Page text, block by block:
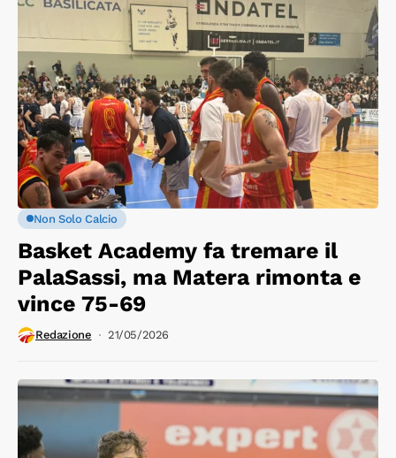
Non Solo Calcio
Basket Academy fa tremare il
PalaSassi, ma Matera rimonta e
vince 75-69
Redazione 21/05/2026